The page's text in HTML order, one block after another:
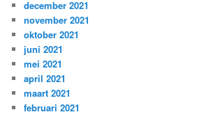
december 2021
november 2021
oktober 2021
juni 2021
mei 2021
april 2021
maart 2021
februari 2021